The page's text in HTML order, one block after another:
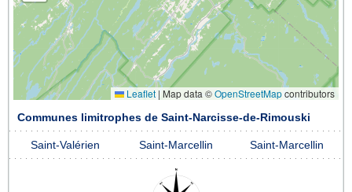
Leaflet | Map data ©OpenStreetMapcontributors
Communes limitrophes de Saint-Narcisse-de-Rimouski
Saint-Valérien Saint-Marcellin Saint-Marcellin